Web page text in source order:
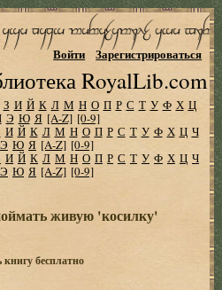
RoyalLib.com
Войти Зарегистрироваться
З И Й К Л М Н О П Р С Т У Ф Х Ц
Э Ю Я [A-Z] [0-9]
И Й К Л М Н О П Р С Т У Ф Х Ц Ч
Э Ю Я [A-Z] [0-9]
И Й К Л М Н О П Р С Т У Ф Х Ц Ч
Э Ю Я [A-Z] [0-9]
живую 'косилку'
книгу бесплатно